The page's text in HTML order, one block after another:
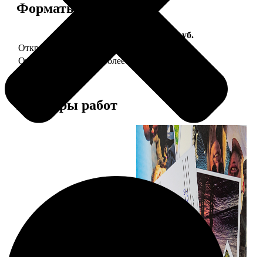
Форматы и цены
Цена, руб.
Открытка А5 "отправим за Вас"
Открытка А5 6 шт и более
Примеры работ